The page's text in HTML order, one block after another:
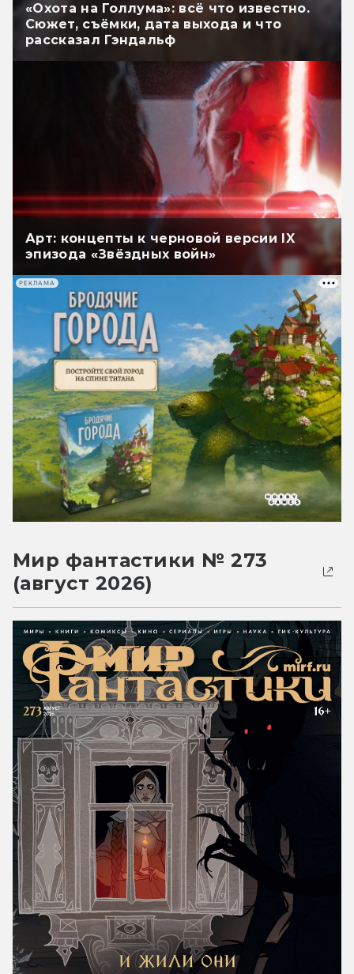
«Охота на Голлума»: всё что известно.
Сюжет, съёмки, дата выхода и что
рассказал Гэндальф
Арт: концепты к черновой версии IX
эпизода «Звёздных войн»
РЕКЛАМА
Мир фантастики № 273
(август 2026)